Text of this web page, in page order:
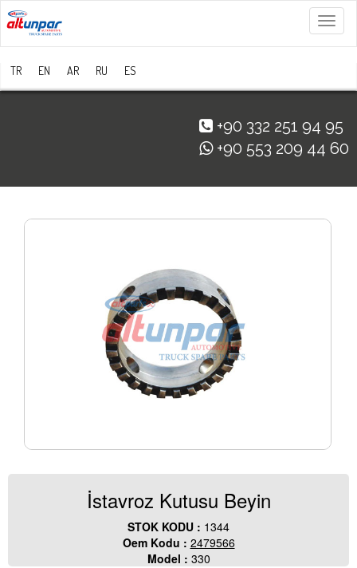
Menü
TR EN AR RU ES
+90 332 251 94 95
+90 553 209 44 60
İstavroz Kutusu Beyin
STOK KODU : 1344
Oem Kodu : 2479566
Model : 330